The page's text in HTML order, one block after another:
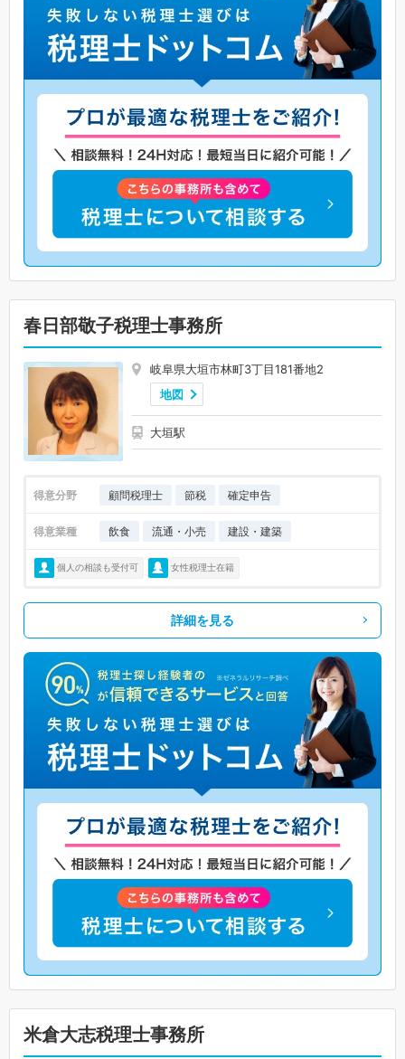
春日部敬子税理士事務所
岐阜県大垣市林町3丁目181番地2
地図
大垣駅
得意分野 顧問税理士 節税 確定申告
得意業種 飲食 流通・小売 建設・建築
個人の相談も受付可 女性税理士在籍
詳細を見る
米倉大志税理士事務所